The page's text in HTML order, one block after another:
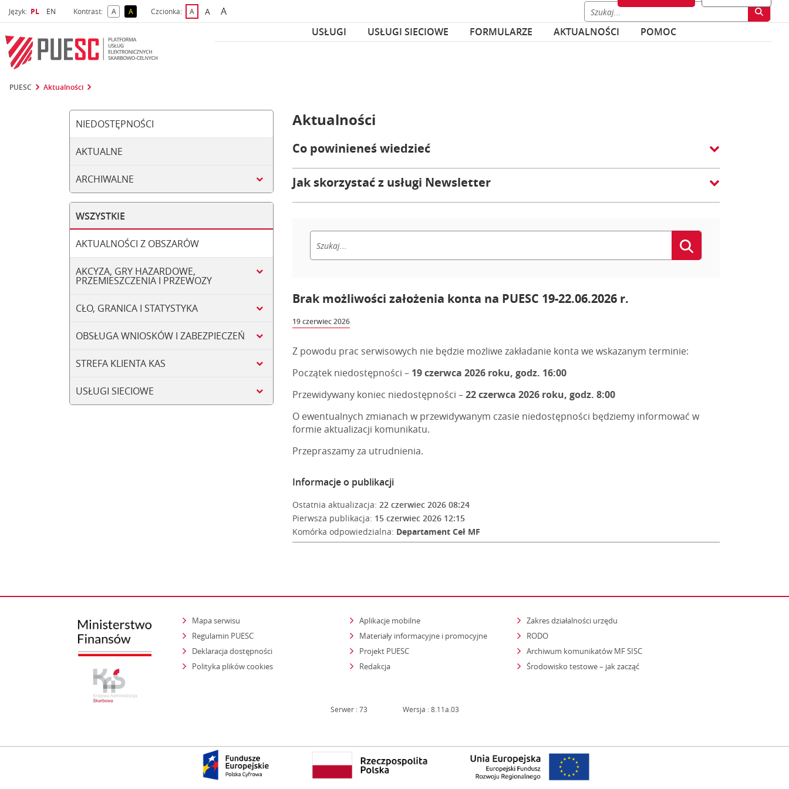
Język: Wybrany język
PL Wybierz język
EN Kontrast: Akontrast domyślny
Akontrast żółty tekst na czarnym tle
Czcionka: Adomyślna czcionka
Awiększa czcionka
Anajwiększa czcionka
USŁUGI
USŁUGI SIECIOWE FORMULARZE AKTUALNOŚCI POMOC
PUESC Aktualności
NIEDOSTĘPNOŚCI
AKTUALNE
ARCHIWALNE
WSZYSTKIE
AKTUALNOŚCI Z OBSZARÓW
AKCYZA, GRY HAZARDOWE,
PRZEMIESZCZENIA I PRZEWOZY
CŁO, GRANICA I STATYSTYKA
OBSŁUGA WNIOSKÓW I ZABEZPIECZEŃ
STREFA KLIENTA KAS
USŁUGI SIECIOWE
Aktualności
Co powinieneś wiedzieć
Jak skorzystać z usługi Newsletter
Brak możliwości założenia konta na PUESC 19-22.06.2026 r.
19 czerwiec 2026
Z powodu prac serwisowych nie będzie możliwe zakładanie konta we wskazanym terminie:
Początek niedostępności – 19 czerwca 2026 roku, godz. 16:00
Przewidywany koniec niedostępności –22 czerwca 2026 roku, godz. 8:00
O ewentualnych zmianach w przewidywanym czasie niedostępności będziemy informować w
formie aktualizacji komunikatu.
Przepraszamy za utrudnienia.
Informacje o publikacji
Ostatnia aktualizacja: 22 czerwiec 2026 08:24
Pierwsza publikacja: 15 czerwiec 2026 12:15
Komórka odpowiedzialna: Departament Ceł MF
Mapa serwisu
Regulamin PUESC
Deklaracja dostępności
Polityka plików cookies
Aplikacje mobilne
Materiały informacyjne i promocyjne
Projekt PUESC
Redakcja
Zakres działalności urzędu
RODO
Archiwum komunikatów MF SISC
Środowisko testowe – jak zacząćstrona otwiera się w nowym oknie
Serwer : 73 Wersja : 8.11a.03